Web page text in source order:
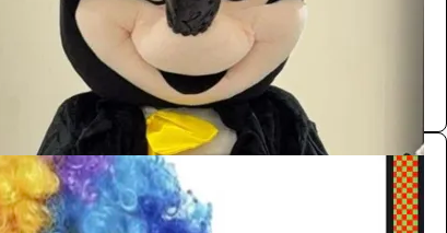
مهرجين